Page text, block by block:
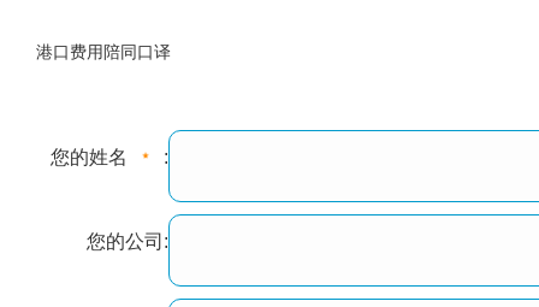
港口费用陪同口译
您的姓名 :
您的公司: